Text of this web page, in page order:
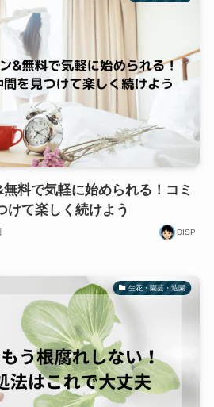
無料で気軽に始められる！コミ
けて楽しく続けよう
DISP
生花・園芸・造園